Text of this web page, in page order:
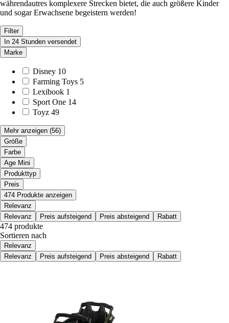
währendautres komplexere Strecken bietet, die auch größere Kinder
und sogar Erwachsene begeistern werden!
Filter
In 24 Stunden versendet
Marke
Disney 10
Farming Toys 5
Lexibook 1
Sport One 14
Toyz 49
Mehr anzeigen (56)
Größe
Farbe
Age Mini
Produkttyp
Preis
474 Produkte anzeigen
Relevanz
Relevanz
Preis aufsteigend Preis absteigend Rabatt
474 produkte
Sortieren nach
Relevanz
Relevanz
Preis aufsteigend Preis absteigend Rabatt